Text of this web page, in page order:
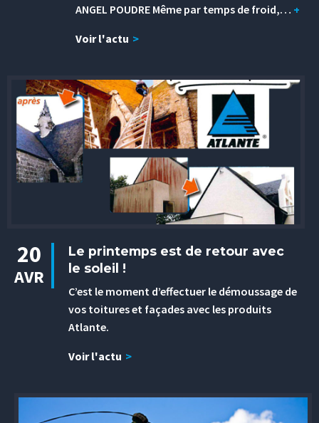
ANGEL POUDRE Même par temps de froid,… +
Voir l'actu >
20
AVR
Le printemps est de retour avec
le soleil !
C’est le moment d’effectuer le démoussage de
vos toitures et façades avec les produits
Atlante.
Voir l'actu >